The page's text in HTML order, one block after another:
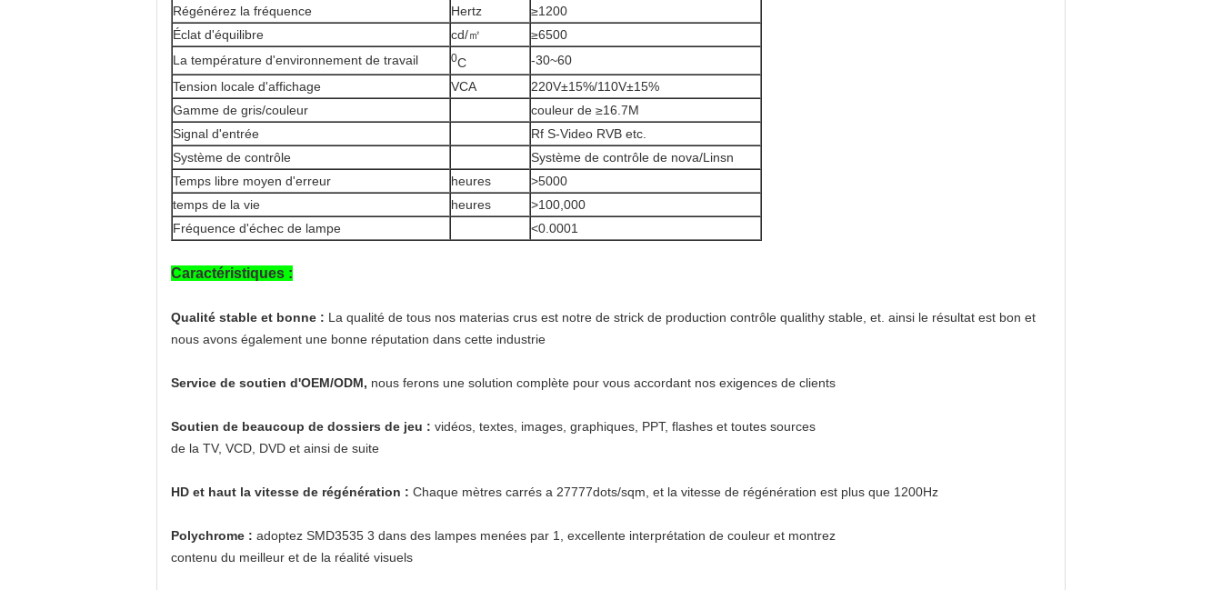
Régénérez la fréquence
Hertz
≥1200
Éclat d'équilibre
cd/㎡
≥6500
La température d'environnement de travail
0C
-30~60
Tension locale d'affichage
VCA
220V±15%/110V±15%
Gamme de gris/couleur
couleur de ≥16.7M
Signal d'entrée
Rf S-Video RVB etc.
Système de contrôle
Système de contrôle de nova/Linsn
Temps libre moyen d'erreur
heures
>5000
temps de la vie
heures
>100,000
Fréquence d'échec de lampe
<0.0001
Caractéristiques :
Qualité stable et bonne : La qualité de tous nos materias crus est notre de strick de production contrôle qualithy stable, et. ainsi le résultat est bon et
nous avons également une bonne réputation dans cette industrie
Service de soutien d'OEM/ODM, nous ferons une solution complète pour vous accordant nos exigences de clients
Soutien de beaucoup de dossiers de jeu : vidéos, textes, images, graphiques, PPT, flashes et toutes sources
de la TV, VCD, DVD et ainsi de suite
HD et haut la vitesse de régénération : Chaque mètres carrés a 27777dots/sqm, et la vitesse de régénération est plus que 1200Hz
Polychrome : adoptez SMD3535 3 dans des lampes menées par 1, excellente interprétation de couleur et montrez
contenu du meilleur et de la réalité visuels